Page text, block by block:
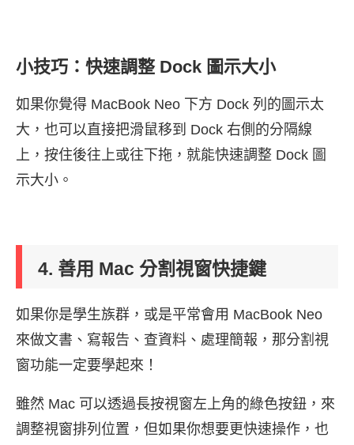
小技巧：快速調整 Dock 圖示大小
如果你覺得 MacBook Neo 下方 Dock 列的圖示太
大，也可以直接把滑鼠移到 Dock 右側的分隔線
上，按住後往上或往下拖，就能快速調整 Dock 圖
示大小。
4. 善用 Mac 分割視窗快捷鍵
如果你是學生族群，或是平常會用 MacBook Neo
來做文書、寫報告、查資料、處理簡報，那分割視
窗功能一定要學起來！
雖然 Mac 可以透過長按視窗左上角的綠色按鈕，來
調整視窗排列位置，但如果你想要更快速操作，也